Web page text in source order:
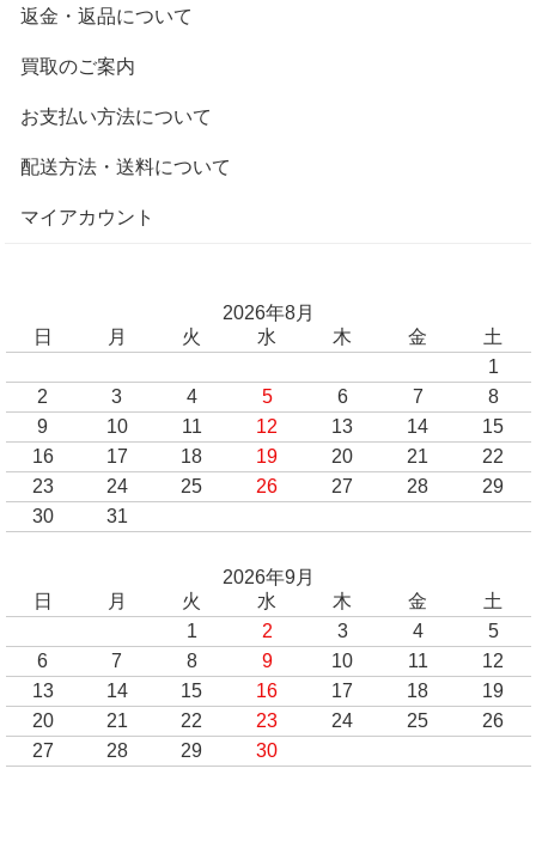
返金・返品について
買取のご案内
お支払い方法について
配送方法・送料について
マイアカウント
2026年8月
日
月 火 水 木 金
土
1
2
3 4 5 6 7
8
9
10 11 12 13 14
15
16
17 18 19 20 21
22
23
24 25 26 27 28
29
30
31
2026年9月
日
月 火 水 木 金
土
1
2 3 4
5
6
7 8 9 10 11
12
13
14 15 16 17 18
19
20
21 22 23 24 25
26
27
28 29 30